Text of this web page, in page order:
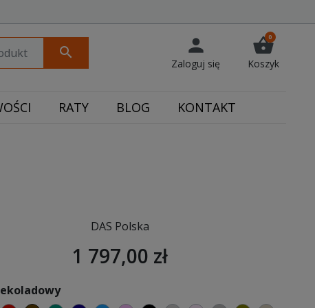
search person
Zaloguj się
shopping_basket
0
Koszyk
RATY BLOG KONTAKT
DAS Polska
1 797,00 zł